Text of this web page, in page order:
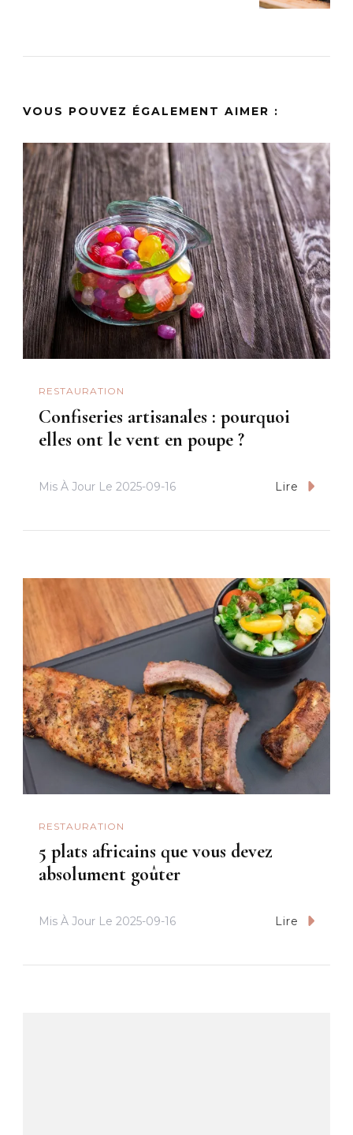
VOUS POUVEZ ÉGALEMENT AIMER :
RESTAURATION
Confiseries artisanales : pourquoi
elles ont le vent en poupe ?
Mis À Jour Le 2025-09-16 Lire
RESTAURATION
5 plats africains que vous devez
absolument goûter
Mis À Jour Le 2025-09-16 Lire